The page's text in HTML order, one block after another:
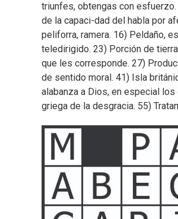
triunfes, obtengas con esfuerzo.
de la capaci-dad del habla por
peliforra, ramera. 16) Peldaño,
teledirigido. 23) Porción de
que les corresponde. 27)
de sentido moral. 41) Isla
alabanza a Dios, en especial
griega de la desgracia. 55)